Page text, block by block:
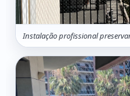
Instalação profissional